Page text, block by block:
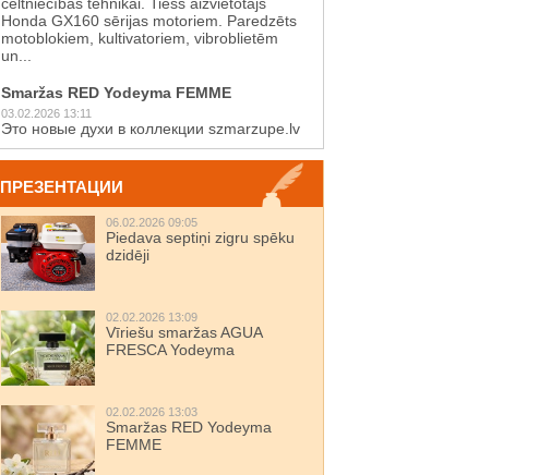
Honda GX160 sērijas motoriem. Paredzēts
motoblokiem, kultivatoriem, vibroblietēm
un...
Smaržas RED Yodeyma FEMME
03.02.2026 13:11
Это новые духи в коллекции szmarzupe.lv
ПРЕЗЕНТАЦИИ
06.02.2026 09:05
Piedava septiņi zigru spēku
dzidēji
02.02.2026 13:09
Vīriešu smaržas AGUA
FRESCA Yodeyma
02.02.2026 13:03
Smaržas RED Yodeyma
FEMME